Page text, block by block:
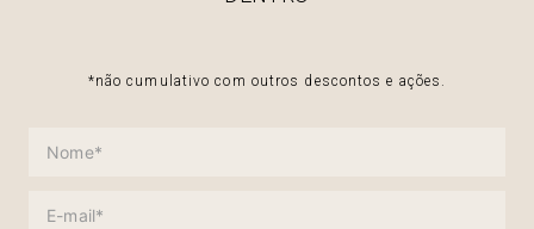
*não cumulativo com outros descontos e ações.